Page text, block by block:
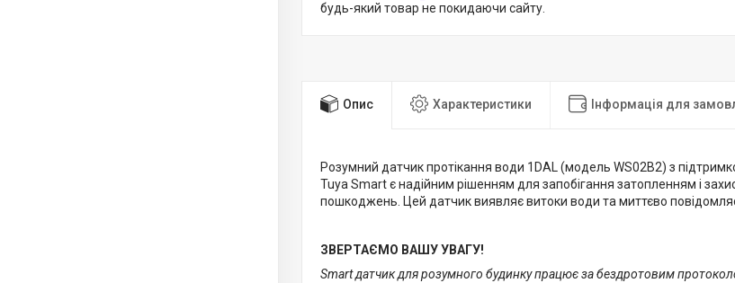
будь-який товар не покидаючи сайту.
Опис Характеристики Інформація для
Розумний датчик протікання води 1DAL (модель WS02B2) з
Tuya Smart є надійним рішенням для запобігання затопленням і
пошкоджень. Цей датчик виявляє витоки води та миттєво
ЗВЕРТАЄМО ВАШУ УВАГУ!
Smart датчик для розумного будинку працює за бездротовим